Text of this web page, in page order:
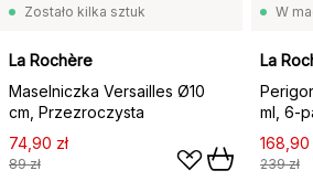
Zostało kilka sztuk
La Rochère
Maselniczka Versailles Ø10
cm, Przezroczysta
74,90 zł
89 zł
W
La
ml,
168,90
239 zł